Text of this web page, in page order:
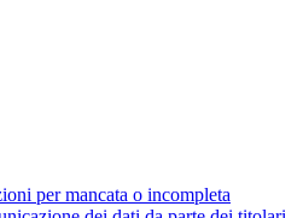
per mancata o incompleta